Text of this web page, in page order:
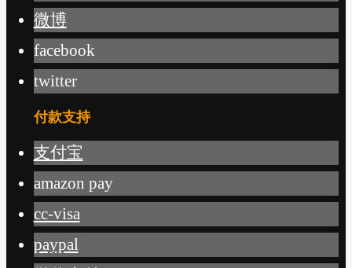
微博
facebook
twitter
付款支持
支付宝
amazon pay
cc-visa
paypal